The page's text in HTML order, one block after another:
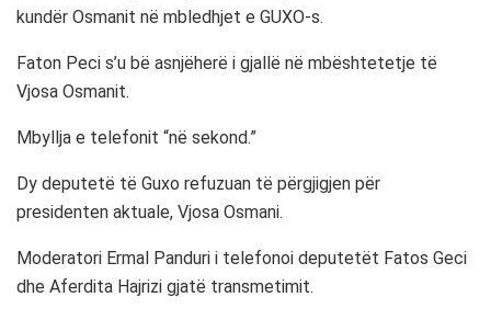
kundër Osmanit në mbledhjet e GUXO-s.
Faton Peci s’u bë asnjëherë i gjallë në mbështetetje të
Vjosa Osmanit.
Mbyllja e telefonit “në sekond.”
Dy deputetë të Guxo refuzuan të përgjigjen për
presidenten aktuale, Vjosa Osmani.
Moderatori Ermal Panduri i telefonoi deputetët Fatos Geci
dhe Aferdita Hajrizi gjatë transmetimit.